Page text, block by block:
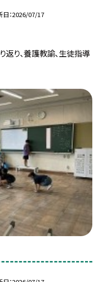
日 2026/07/17
り、養護教諭、生徒指導